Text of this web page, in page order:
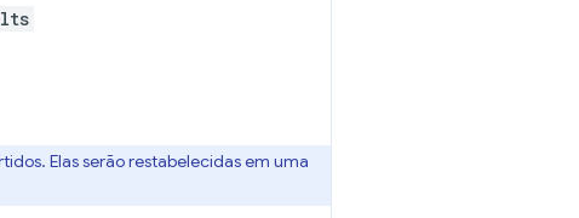
Elas serão restabelecidas em uma